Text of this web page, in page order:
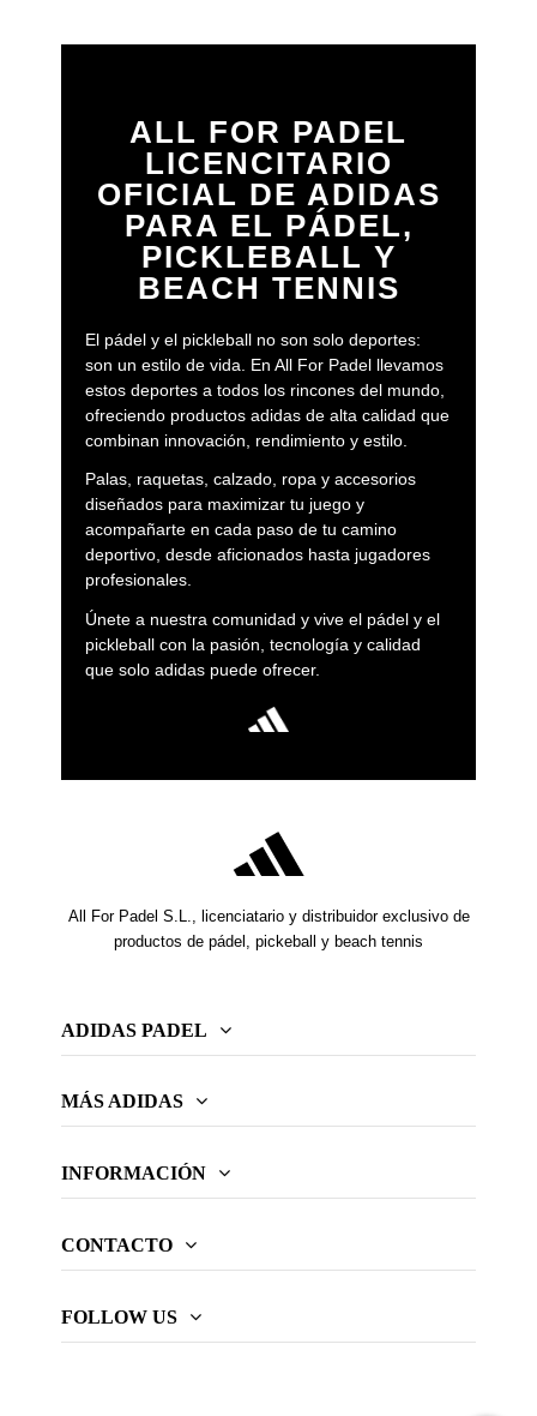
ALL FOR PADEL
LICENCITARIO
OFICIAL DE ADIDAS
PARA EL PÁDEL,
PICKLEBALL Y
BEACH TENNIS
El pádel y el pickleball no son solo deportes:
son un estilo de vida. En All For Padel llevamos
estos deportes a todos los rincones del mundo,
ofreciendo productos adidas de alta calidad que
combinan innovación, rendimiento y estilo.
Palas, raquetas, calzado, ropa y accesorios
diseñados para maximizar tu juego y
acompañarte en cada paso de tu camino
deportivo, desde aficionados hasta jugadores
profesionales.
Únete a nuestra comunidad y vive el pádel y el
pickleball con la pasión, tecnología y calidad
que solo adidas puede ofrecer.
All For Padel S.L., licenciatario y distribuidor exclusivo de
productos de pádel, pickeball y beach tennis
ADIDAS PADEL
MÁS ADIDAS
INFORMACIÓN
CONTACTO
FOLLOW US